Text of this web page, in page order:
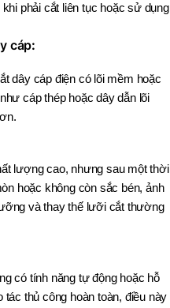
phải cắt liên tục hoặc sử dụng
cáp:
dây cáp điện có lõi mềm hoặc
cáp thép hoặc dây dẫn lõi
lượng cao, nhưng sau một thời
hoặc không còn sắc bén, ảnh
và thay thế lưỡi cắt thường
có tính năng tự động hoặc hỗ
thủ công hoàn toàn, điều này